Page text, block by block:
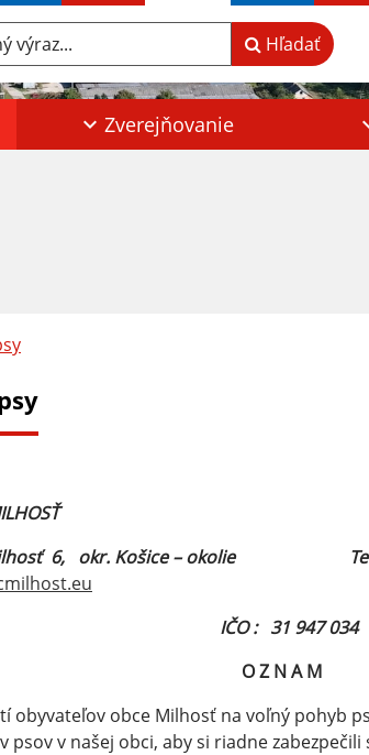
Hľadať
Zverejňovanie
6, okr. Košice – okolie Tel./
IČO : 31 947 034
O Z N A M
obyvateľov obce Milhosť na voľný pohyb
psov v našej obci, aby si riadne